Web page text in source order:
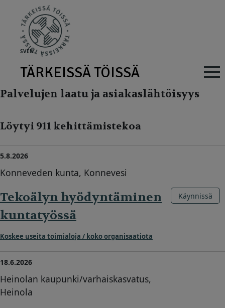
SVEN
TÄRKEISSÄ TÖISSÄ Main
Palvelujen laatu ja asiakaslähtöisyys
Löytyi 911 kehittämistekoa
5.8.2026
Konneveden kunta, Konnevesi
Tekoälyn hyödyntäminen
kuntatyössä
Koskee useita toimialoja / koko organisaatiota
Käynnissä
18.6.2026
Heinolan kaupunki/varhaiskasvatus,
Heinola